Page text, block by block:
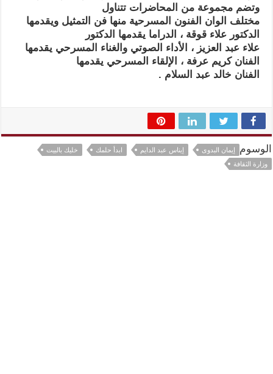
وتضم مجموعة من المحاضرات تتناول
مختلف الوان الفنون المسرحية منها فن التمثيل ويقدمها
الدكتور علاء قوقة ، الدراما يقدمها الدكتور
علاء عبد العزيز ، الأداء الصوتي والغناء المسرحي يقدمها
الفنان كريم عرفة ، الإلقاء المسرحي يقدمها
الفنان خالد عبد السلام .
الوسوم إيمان البدوى إيناس عبد الدايم ابدأ حلمك
خليك بالبيت
وزارة الثقافة